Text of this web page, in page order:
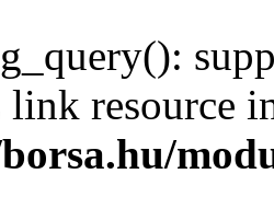
link resource